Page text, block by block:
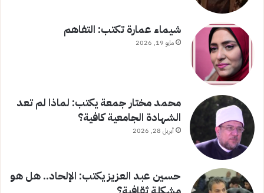
شيماء عمارة تكتب: التفاهم
مايو 19, 2026
محمد مختار جمعة يكتب: لماذا لم تعد
الشهادة الجامعية كافية؟
أبريل 28, 2026
حسين عبد العزيز يكتب: الإلحاد.. هل هو